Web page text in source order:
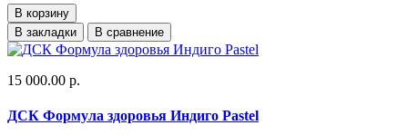
В корзину
В закладки
В сравнение
15 000.00 р.
ДСК Формула здоровья Индиго Pastel